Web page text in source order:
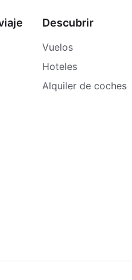
Descubrir
Vuelos
Hoteles
Alquiler de coches